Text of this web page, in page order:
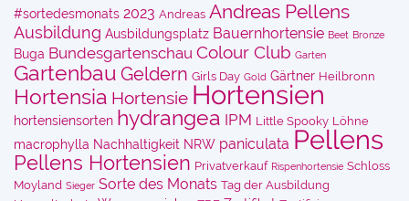
#sortedesmonats 2023 Andreas Andreas Pellens
Ausbildung Ausbildungsplatz Bauernhortensie Beet Bronze
Buga Bundesgartenschau Colour Club Garten
Gartenbau Geldern Girls Day Gold Gärtner Heilbronn
Hortensia Hortensie Hortensien
hortensiensorten hydrangea IPM Little Spooky Löhne
macrophylla Nachhaltigkeit NRW paniculata Pellens
Pellens Hortensien Privatverkauf Rispenhortensie Schloss
Moyland Sieger Sorte des Monats Tag der Ausbildung